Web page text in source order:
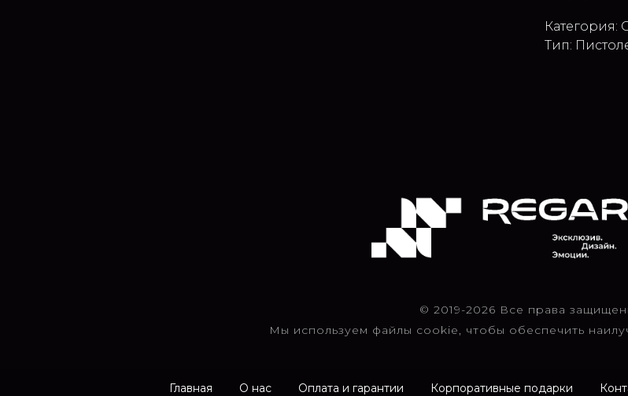
Категория:
Тип:
© 2019-2026 Все права
Мы используем файлы cookie, чтобы обеспечить
Главная О нас Оплата и гарантии Корпоративные подарки